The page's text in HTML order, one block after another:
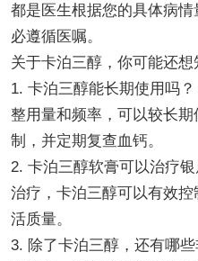
都是医生根据您的具体病
必遵循医嘱。
关于卡泊三醇，你可能还想
1. 卡泊三醇能长期使用吗
整用量和频率，可以较长
制，并定期复查血钙。
2. 卡泊三醇软膏可以治疗
治疗，卡泊三醇可以有效
活质量。
3. 除了卡泊三醇，还有哪